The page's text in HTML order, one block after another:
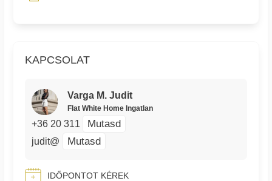
KAPCSOLAT
Varga M. Judit
Flat White Home Ingatlan
+36 20 311 Mutasd
judit@ Mutasd
IDŐPONTOT KÉREK